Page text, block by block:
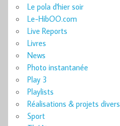
Le pola d'hier soir
Le-HibOO.com
Live Reports
Livres
News
Photo instantanée
Play 3
Playlists
Réalisations & projets divers
Sport